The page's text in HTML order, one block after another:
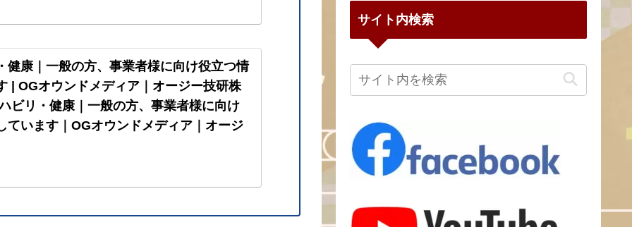
健康｜一般の方、事業者様に向け役立つ情
| OGオウンドメディア｜オージー技研株
ビリ・健康｜一般の方、事業者様に向け
ています｜OGオウンドメディア｜オージ
サイト内検索